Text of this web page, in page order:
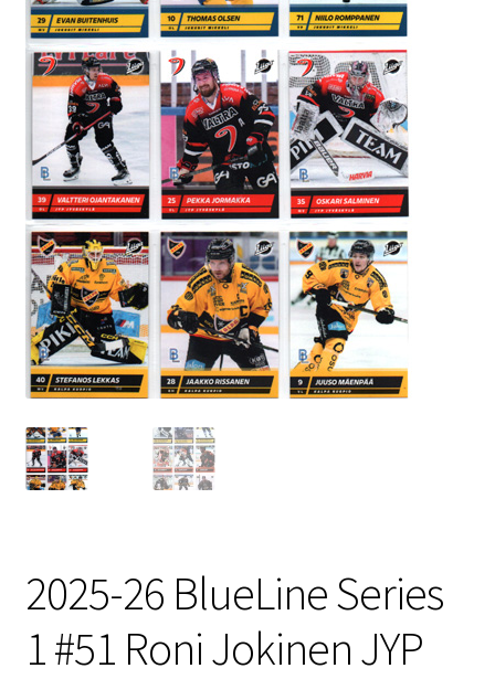
2025-26 BlueLine Series
1 #51 Roni Jokinen JYP